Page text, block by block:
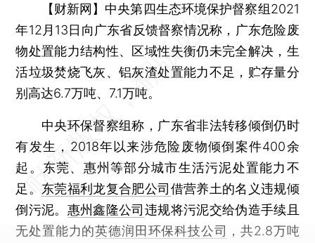
【财新网】 中央第四生态环境保护督察组2021
年12月13日向广东省反馈督察情况称，广东危险废
物处置能力结构性、区域性失衡仍未完全解决，生
活垃圾焚烧飞灰、铝灰渣处置能力不足，贮存量分
别高达6.7万吨、7.1万吨。
中央环保督察组称，广东省非法转移倾倒仍时
有发生，2018年以来涉危险废物倾倒案件400余
起。东莞、惠州等部分城市生活污泥处置能力不
足。 东莞福利龙复合肥公司借营养土的名义违规倾
倒污泥。 惠州鑫隆公司违规将污泥交给伪造手续且
无处置能力的英德润田环保科技公司 ，共2.8万吨